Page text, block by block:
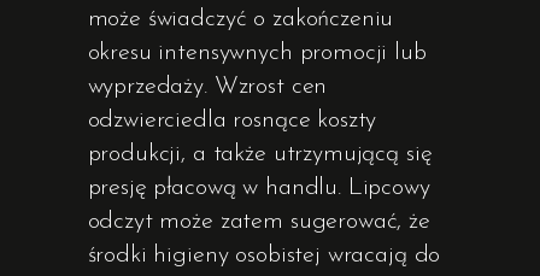
może świadczyć o zakończeniu
okresu intensywnych promocji lub
wyprzedaży. Wzrost cen
odzwierciedla rosnące koszty
produkcji, a także utrzymującą się
presję płacową w handlu. Lipcowy
odczyt może zatem sugerować, że
środki higieny osobistej wracają do